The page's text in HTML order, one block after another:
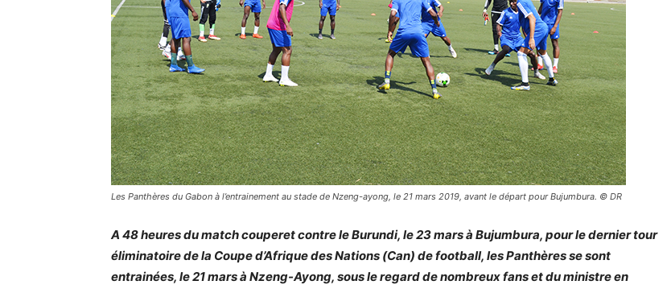
Les Panthères du Gabon à l’entrainement au stade de Nzeng-ayong, le 21 mars 2019, avant le départ pour Bujumbura. © DR
A 48 heures du match couperet contre le Burundi, le 23 mars à Bujumbura, pour le dernier tour
éliminatoire de la Coupe d’Afrique des Nations (Can) de football, les Panthères se sont
entrainées, le 21 mars à Nzeng-Ayong, sous le regard de nombreux fans et du ministre en